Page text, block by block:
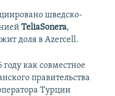
шведско-
TeliaSonera,
доля в Azercell.
году как совместное
правительства
Турции